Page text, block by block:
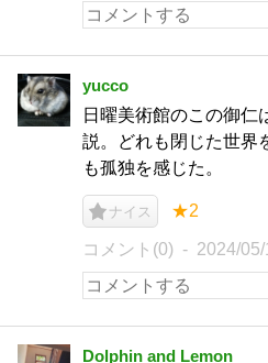
yucco
日曜美術館のこの御仁
説。どれも閉じた世界
も孤独を感じた。
ナイス ★2
コメント(0) 2024/05/
Dolphin and Lemon